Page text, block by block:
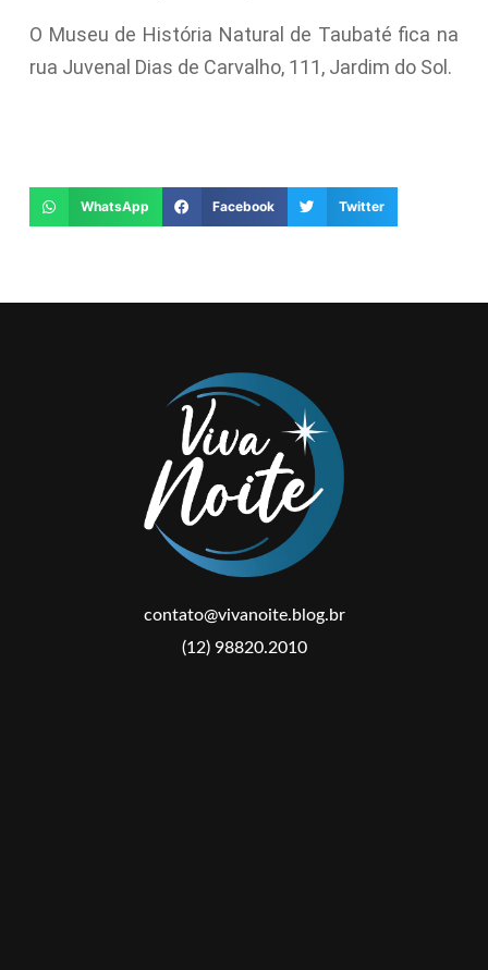
O Museu de História Natural de Taubaté fica na
rua Juvenal Dias de Carvalho, 111, Jardim do Sol.
WhatsApp Facebook Twitter
contato@vivanoite.blog.br
(12) 98820.2010